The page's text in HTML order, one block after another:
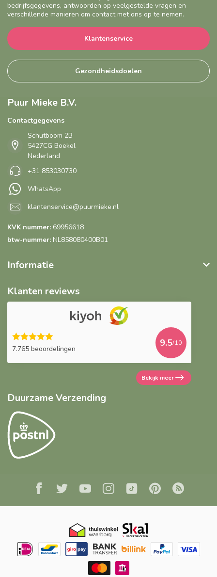
bedrijfsgegevens, antwoorden op veelgestelde vragen en
verschillende manieren om contact met ons op te nemen.
Klantenservice
Gezondheidsdoelen
Puur Mieke B.V.
Contactgegevens
Schutboom 2B
5427CG Boekel
Nederland
+31 853030730
WhatsApp
klantenservice@puurmieke.nl
KVK nummer: 69956618
btw-nummer: NL858080400B01
Informatie
Klanten reviews
7.765 beoordelingen
9.5/10
Bekijk meer
Duurzame Verzending